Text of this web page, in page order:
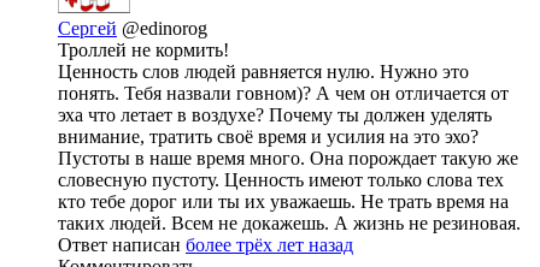
Сергей @edinorog
Троллей не кормить!
Ценность слов людей равняется нулю. Нужно это
понять. Тебя назвали говном)? А чем он отличается от
эха что летает в воздухе? Почему ты должен уделять
внимание, тратить своё время и усилия на это эхо?
Пустоты в наше время много. Она порождает такую же
словесную пустоту. Ценность имеют только слова тех
кто тебе дорог или ты их уважаешь. Не трать время на
таких людей. Всем не докажешь. А жизнь не резиновая.
Ответ написан более трёх лет назад